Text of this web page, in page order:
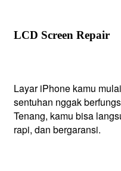
LCD Screen Repair
Layar iPhone kamu
sentuhan nggak
Tenang, kamu bisa
rapi, dan bergaransi.